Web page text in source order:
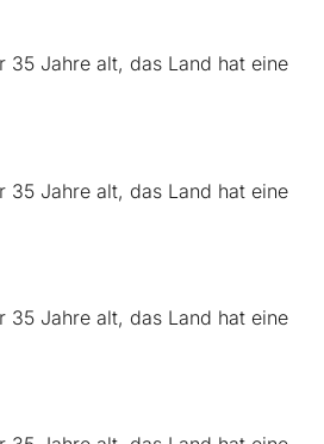
35 Jahre alt, das Land hat eine
35 Jahre alt, das Land hat eine
35 Jahre alt, das Land hat eine